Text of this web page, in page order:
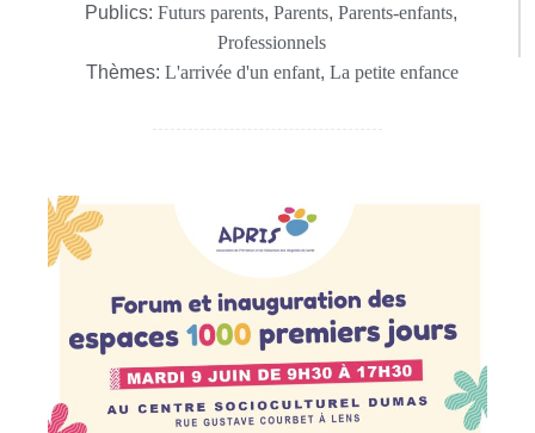
Publics: Futurs parents, Parents, Parents-enfants,
Professionnels
Thèmes: L'arrivée d'un enfant, La petite enfance